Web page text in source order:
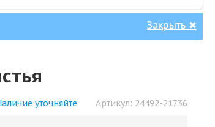
Закрыть ✖
уточняйте Артикул: 24492-21736